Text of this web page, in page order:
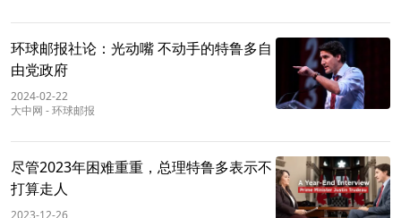
环球邮报社论：光动嘴 不动手的特鲁多自
由党政府
2024-02-22
大中网 -环球邮报
尽管2023年困难重重，总理特鲁多表示不
打算走人
2023-12-26